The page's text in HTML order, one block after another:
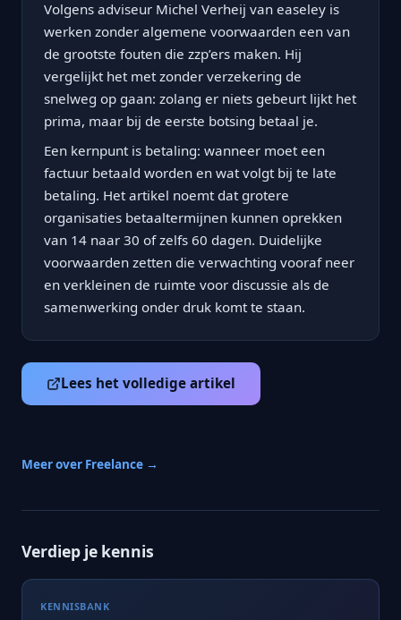
Volgens adviseur Michel Verheij van easeley is
werken zonder algemene voorwaarden een van
de grootste fouten die zzp’ers maken. Hij
vergelijkt het met zonder verzekering de
snelweg op gaan: zolang er niets gebeurt lijkt het
prima, maar bij de eerste botsing betaal je.
Een kernpunt is betaling: wanneer moet een
factuur betaald worden en wat volgt bij te late
betaling. Het artikel noemt dat grotere
organisaties betaaltermijnen kunnen oprekken
van 14 naar 30 of zelfs 60 dagen. Duidelijke
voorwaarden zetten die verwachting vooraf neer
en verkleinen de ruimte voor discussie als de
samenwerking onder druk komt te staan.
Lees het volledige artikel
Meer over Freelance →
Verdiep je kennis
KENNISBANK